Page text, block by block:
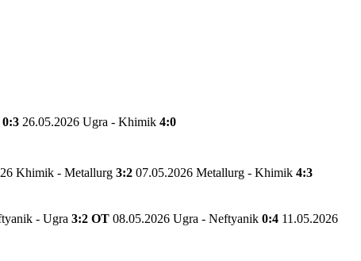
0:3 26.05.2026 Ugra - Khimik 4:0
Khimik - Metallurg 3:2 07.05.2026 Metallurg - Khimik 4:3
- Ugra 3:2 OT 08.05.2026 Ugra - Neftyanik 0:4 11.05.2026